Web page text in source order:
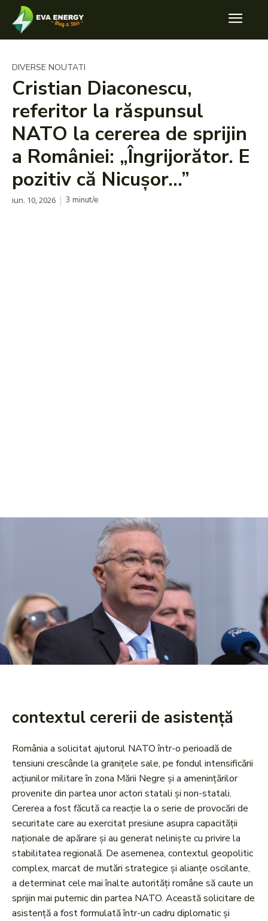
DIVERSE NOUTATI
Cristian Diaconescu,
referitor la răspunsul
NATO la cererea de sprijin
a României: „Îngrijorător. E
pozitiv că Nicușor…”
iun. 10, 2026 3 minut/e
contextul cererii de asistență
România a solicitat ajutorul NATO într-o perioadă de
tensiuni crescânde la granițele sale, pe fondul intensificării
acțiunilor militare în zona Mării Negre și a amenințărilor
provenite din partea unor actori statali și non-statali.
Cererea a fost făcută ca reacție la o serie de provocări de
securitate care au exercitat presiune asupra capacității
naționale de apărare și au generat neliniște cu privire la
stabilitatea regională. De asemenea, contextul geopolitic
complex, marcat de mutări strategice și alianțe oscilante,
a determinat cele mai înalte autorități române să caute un
sprijin mai puternic din partea NATO. Această solicitare de
asistență a fost formulată într-un cadru diplomatic și